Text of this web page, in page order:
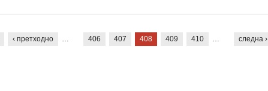
‹ претходно … 406 407 408 409 410 … следна ›